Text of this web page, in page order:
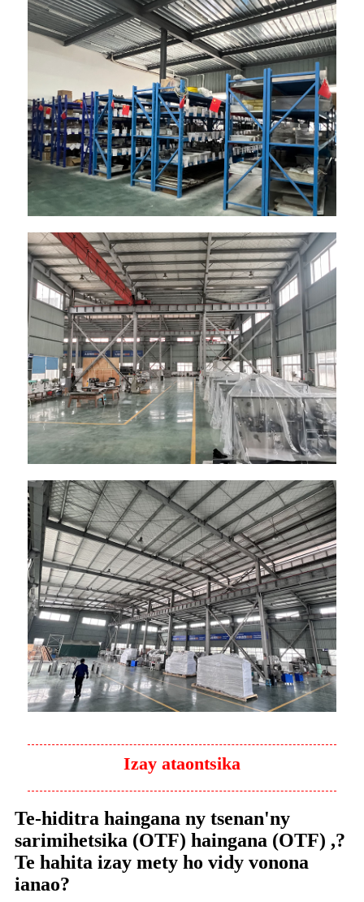
Izay ataontsika
Te-hiditra haingana ny tsenan'ny
sarimihetsika (OTF) haingana (OTF) ,?
Te hahita izay mety ho vidy vonona
ianao?